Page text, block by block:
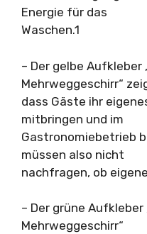
Energie für das
Waschen.1
– Der gelbe Aufkleber
Mehrweggeschirr“
dass Gäste ihr
mitbringen und im
Gastronomiebetrieb
müssen also nicht
nachfragen, ob
– Der grüne
Mehrweggeschirr“